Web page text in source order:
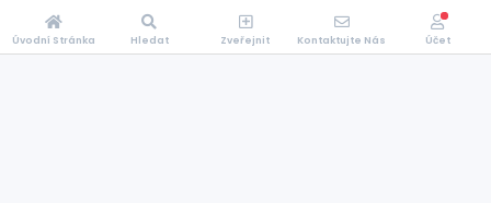
Úvodní Stránka Hledat Zveřejnit Kontaktujte Nás Účet